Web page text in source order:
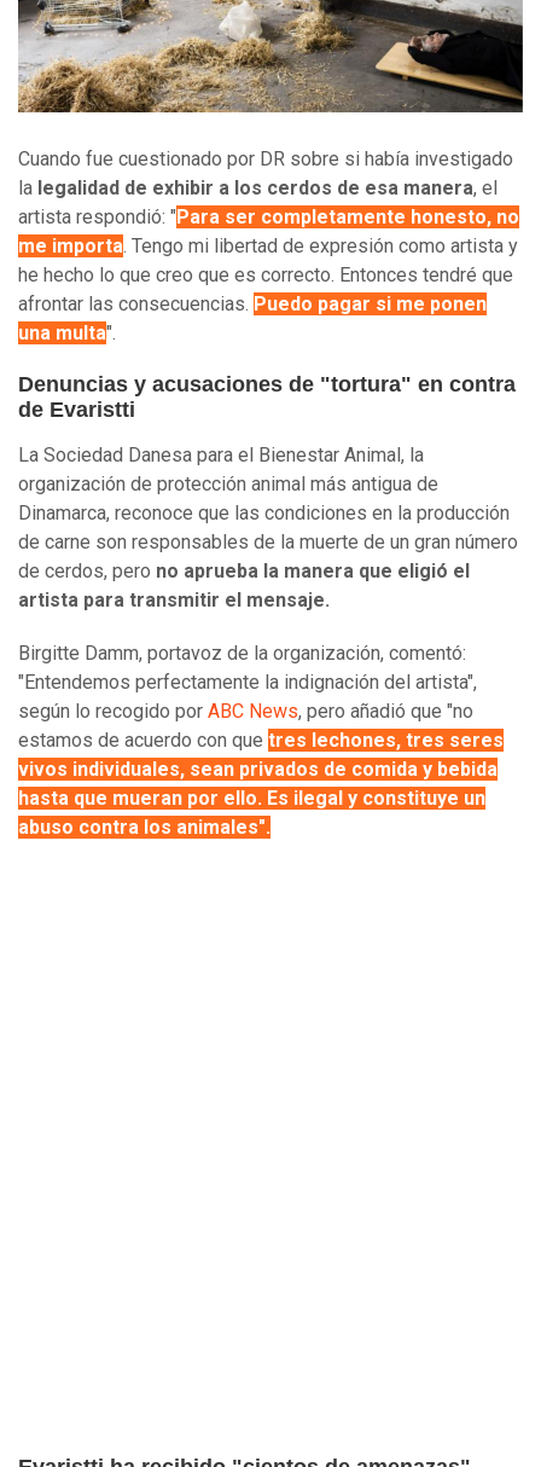
Cuando fue cuestionado por DR sobre si había investigado
la legalidad de exhibir a los cerdos de esa manera, el
artista respondió: " Para ser completamente honesto, no
me importa. Tengo mi libertad de expresión como artista y
he hecho lo que creo que es correcto. Entonces tendré que
afrontar las consecuencias. Puedo pagar si me ponen
una multa".
Denuncias y acusaciones de "tortura" en contra
de Evaristti
La Sociedad Danesa para el Bienestar Animal, la
organización de protección animal más antigua de
Dinamarca, reconoce que las condiciones en la producción
de carne son responsables de la muerte de un gran número
de cerdos, pero no aprueba la manera que eligió el
artista para transmitir el mensaje.
Birgitte Damm, portavoz de la organización, comentó:
"Entendemos perfectamente la indignación del artista",
según lo recogido por ABC News, pero añadió que "no
estamos de acuerdo con que tres lechones, tres seres
vivos individuales, sean privados de comida y bebida
hasta que mueran por ello. Es ilegal y constituye un
abuso contra los animales".